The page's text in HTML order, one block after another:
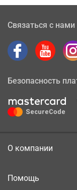
Связаться с нами
Безопасность
О компании
Помощь